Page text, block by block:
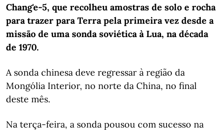
Chang'e-5, que recolheu amostras de solo e rocha
para trazer para Terra pela primeira vez desde a
missão de uma sonda soviética à Lua, na década
de 1970.
A sonda chinesa deve regressar à região da
Mongólia Interior, no norte da China, no final
deste mês.
Na terça-feira, a sonda pousou com sucesso na